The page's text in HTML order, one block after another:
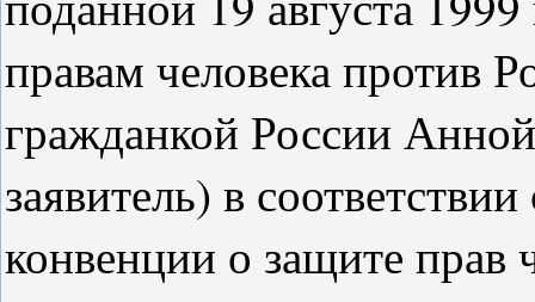
правам человека против
гражданкой России
заявитель) в
конвенции о защите прав